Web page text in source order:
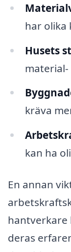
har olika
Husets
kräva
kan ha
En annan
hantverkare
deras